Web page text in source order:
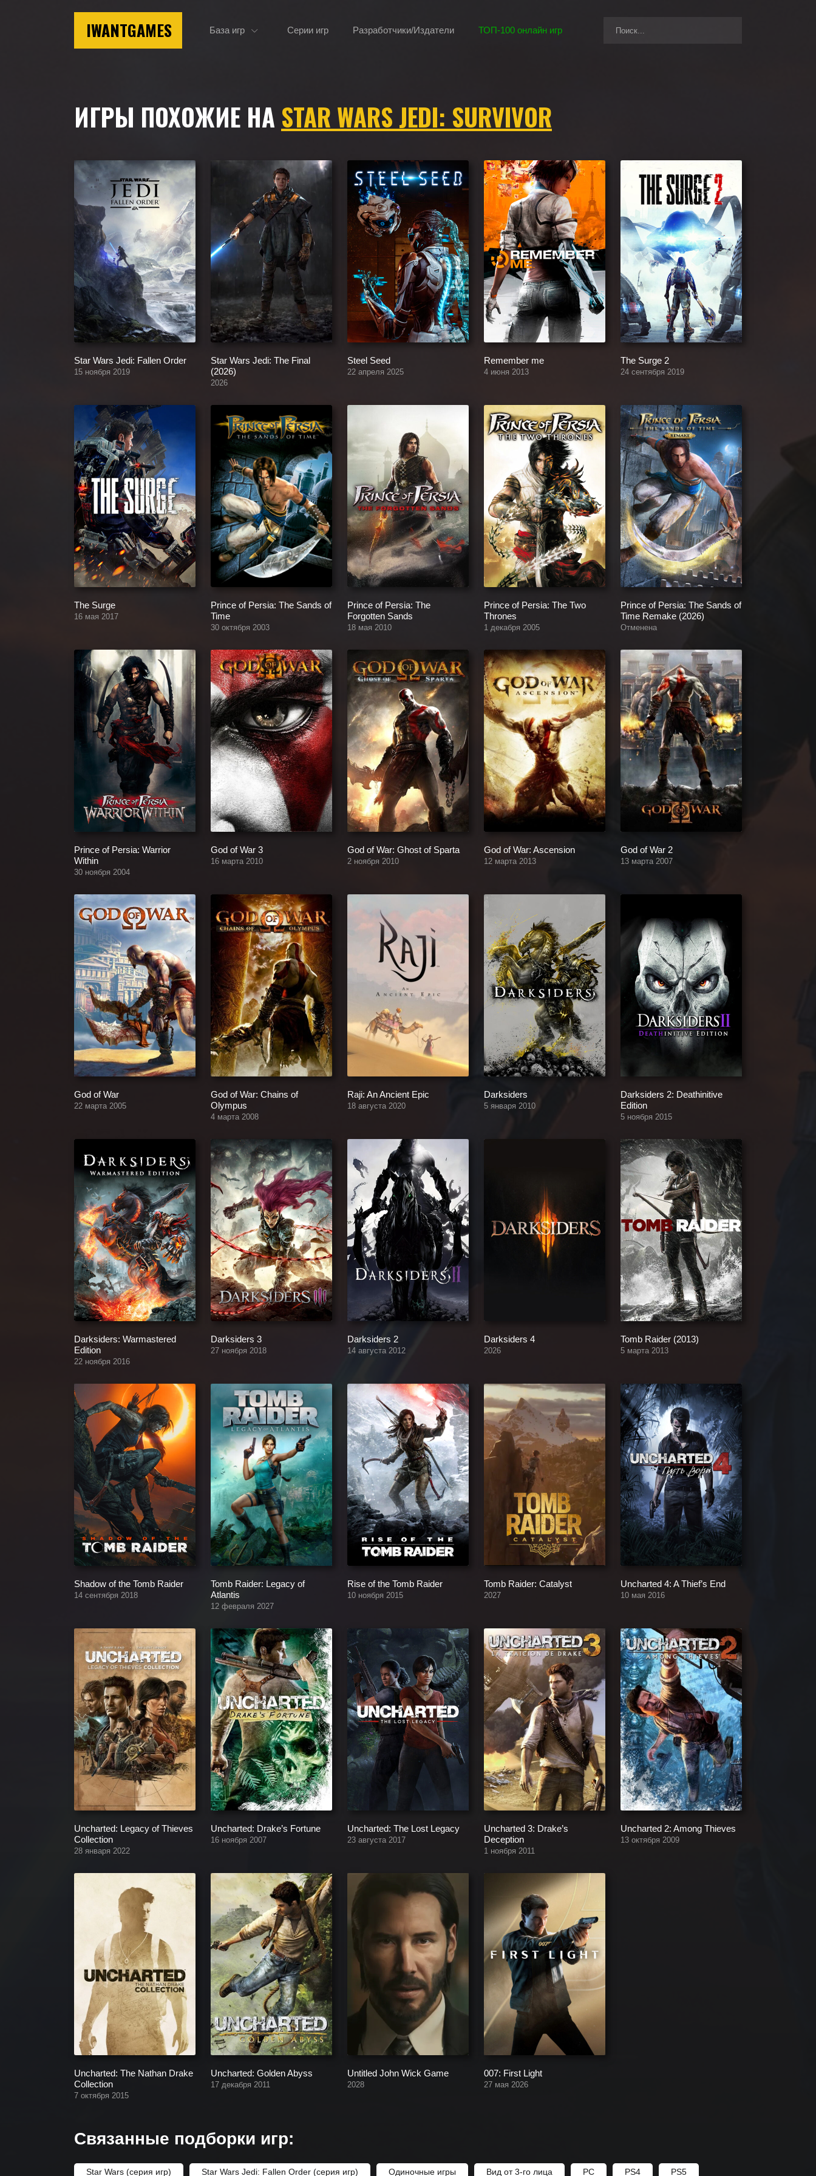
IWANTGAMES База игр Серии игр Разработчики/Издатели ТОП-100 онлайн игр
ИГРЫ ПОХОЖИЕ НА STAR WARS JEDI: SURVIVOR
Подборка игр, похожих на Star Wars Jedi: Survivor по геймплею, камере, сеттингу, атмосфере и напоминающие Star Wars Jedi: Survivor, а также игры, которые могут
Star Wars Jedi: Fallen Order
15 ноября 2019
Star Wars Jedi: The Final
(2026)
2026
Steel Seed
22 апреля 2025
Remember me
4 июня 2013
The Surge 2
24 сентября 2019
The Surge
16 мая 2017
Prince of Persia: The Sands of
Time
30 октября 2003
Prince of Persia: The
Forgotten Sands
18 мая 2010
Prince of Persia: The Two
Thrones
1 декабря 2005
Prince of Persia: The Sands of
Time Remake (2026)
Отменена
Prince of Persia: Warrior
Within
30 ноября 2004
God of War 3
16 марта 2010
God of War: Ghost of Sparta
2 ноября 2010
God of War: Ascension
12 марта 2013
God of War 2
13 марта 2007
God of War
22 марта 2005
God of War: Chains of
Olympus
4 марта 2008
Raji: An Ancient Epic
18 августа 2020
Darksiders
5 января 2010
Darksiders 2: Deathinitive
Edition
5 ноября 2015
Darksiders: Warmastered
Edition
22 ноября 2016
Darksiders 3
27 ноября 2018
Darksiders 2
14 августа 2012
Darksiders 4
2026
Tomb Raider (2013)
5 марта 2013
Shadow of the Tomb Raider
14 сентября 2018
Tomb Raider: Legacy of
Atlantis
12 февраля 2027
Rise of the Tomb Raider
10 ноября 2015
Tomb Raider: Catalyst
2027
Uncharted 4: A Thief’s End
10 мая 2016
Uncharted: Legacy of Thieves
Collection
28 января 2022
Uncharted: Drake’s Fortune
16 ноября 2007
Uncharted: The Lost Legacy
23 августа 2017
Uncharted 3: Drake’s
Deception
1 ноября 2011
Uncharted 2: Among Thieves
13 октября 2009
Uncharted: The Nathan Drake
Collection
7 октября 2015
Uncharted: Golden Abyss
17 декабря 2011
Untitled John Wick Game
2028
007: First Light
27 мая 2026
Связанные подборки игр:
Star Wars (серия игр) Star Wars Jedi: Fallen Order (серия игр) Одиночные игры Вид от 3-го лица PC PS4 PS5